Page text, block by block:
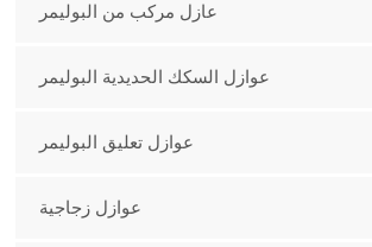
عازل مركب من البوليمر
عوازل السكك الحديدية البوليمر
عوازل تعليق البوليمر
عوازل زجاجية